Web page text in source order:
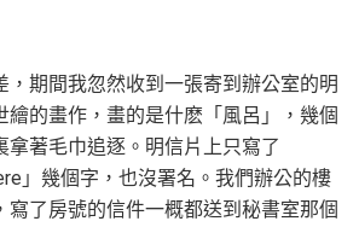
，期間我忽然收到一張寄到辦公室的明
繪的畫作，畫的是什麽「風呂」，幾個
拿著毛巾追逐。明信片上只寫了
」幾個字，也沒署名。我們辦公的樓
寫了房號的信件一概都送到秘書室那個